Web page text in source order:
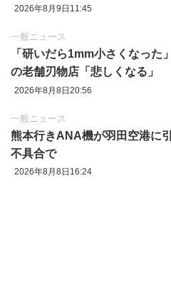
2026年8月9日11:45
一般ニュース
「研いだら1mm小さくなった
の老舗刃物店「悲しくなる」
2026年8月8日20:56
一般ニュース
熊本行きANA機が羽田空港に
不具合で
2026年8月8日16:24